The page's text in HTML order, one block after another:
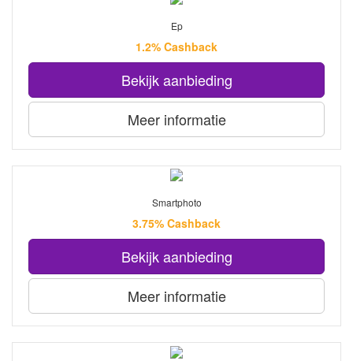
Ep
1.2% Cashback
Bekijk aanbieding
Meer informatie
Smartphoto
3.75% Cashback
Bekijk aanbieding
Meer informatie